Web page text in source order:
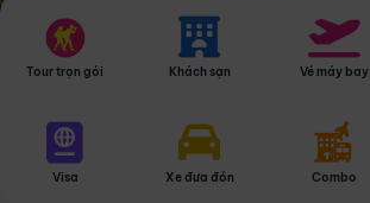
Tour trọn gói Khách sạn Vé máy bay
Visa Xe đưa đón Combo